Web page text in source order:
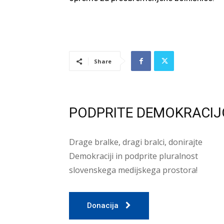
Share
PODPRITE
Drage bralke, dragi bralci, donirajte
Demokraciji in podprite pluralnost
slovenskega medijskega prostora!
Donacija